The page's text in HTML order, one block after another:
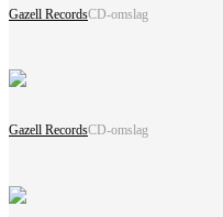
Gazell RecordsCD-omslag
Gazell RecordsCD-omslag